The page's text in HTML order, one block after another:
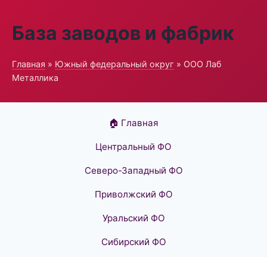
База заводов и фабрик
Главная » Южный федеральный округ » ООО Лаб
Металлика
🏠 Главная
Центральный ФО
Северо-Западный ФО
Приволжский ФО
Уральский ФО
Сибирский ФО